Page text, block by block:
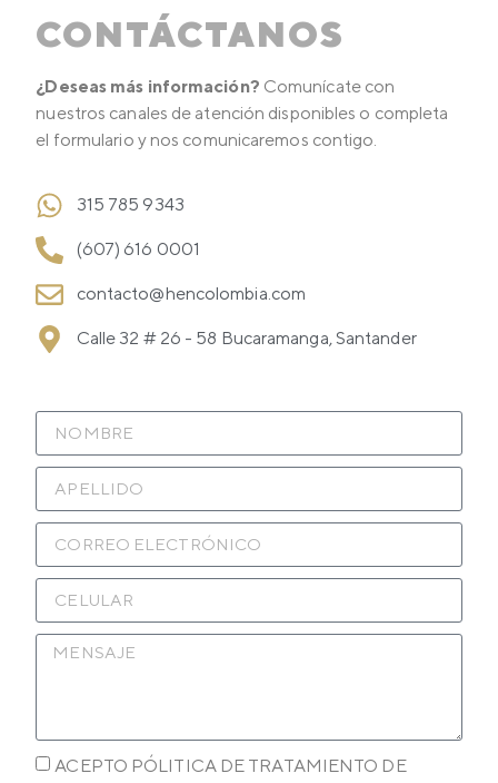
CONTÁCTANOS
¿Deseas más información? Comunícate con
nuestros canales de atención disponibles o completa
el formulario y nos comunicaremos contigo.
315 785 9343
(607) 616 0001
contacto@hencolombia.com
Calle 32 # 26 - 58 Bucaramanga, Santander
ACEPTO PÓLITICA DE TRATAMIENTO DE